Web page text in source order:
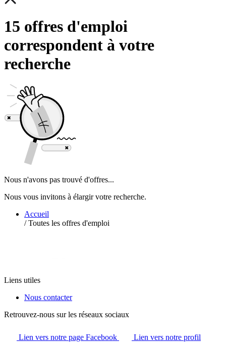
15 offres d'emploi
correspondent à votre
recherche
Nous n'avons pas trouvé d'offres...
Nous vous invitons à élargir votre recherche.
Accueil
/ Toutes les offres d'emploi
Liens utiles
Nous contacter
Retrouvez-nous sur les réseaux sociaux
Lien vers notre page Facebook Lien vers notre profil